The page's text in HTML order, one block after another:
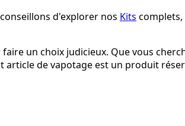
d'explorer nos Kits complets,
un choix judicieux. Que vous
de vapotage est un produit